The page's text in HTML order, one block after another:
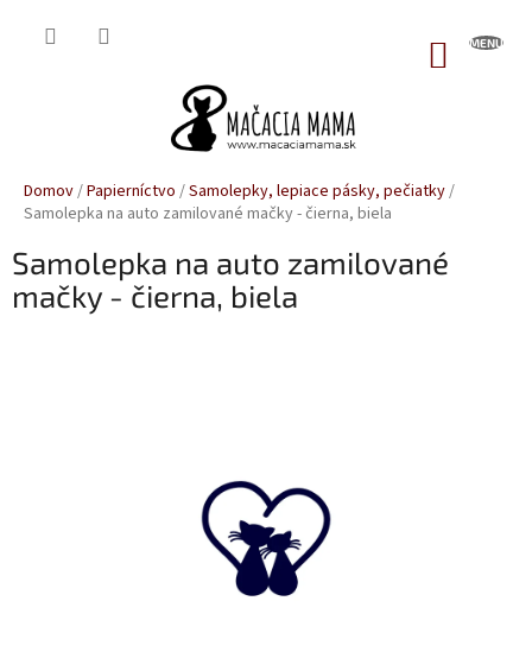
Domov/Papierníctvo /Samolepky, lepiace pásky, pečiatky/
Samolepka na auto zamilované mačky - čierna, biela
Samolepka na auto zamilované
mačky - čierna, biela